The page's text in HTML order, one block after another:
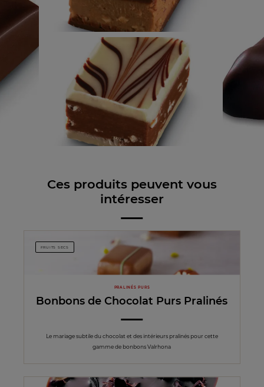
Ces produits peuvent vous
intéresser
FRUITS SECS
PRALINÉS PURS
Bonbons de Chocolat Purs Pralinés
Le mariage subtile du chocolat et des intérieurs pralinés pour cette
gamme de bonbons Valrhona